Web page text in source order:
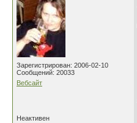
Зарегистрирован: 2006-02-10
Сообщений: 20033
Вебсайт
Неактивен